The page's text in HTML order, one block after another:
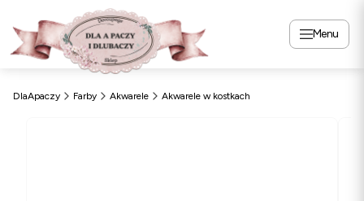
Menu
DlaApaczy Farby Akwarele Akwarele w kostkach